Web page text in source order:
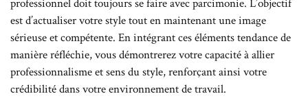
professionnel doit toujours se faire avec parcimonie. L’objectif
est d’actualiser votre style tout en maintenant une image
sérieuse et compétente. En intégrant ces éléments tendance de
manière réfléchie, vous démontrerez votre capacité à allier
professionnalisme et sens du style, renforçant ainsi votre
crédibilité dans votre environnement de travail.